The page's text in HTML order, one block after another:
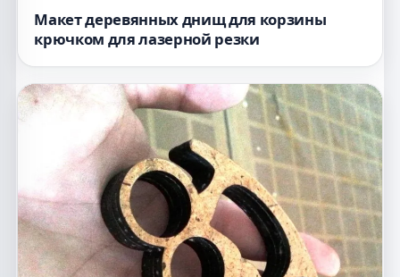
Макет деревянных днищ для корзины
крючком для лазерной резки